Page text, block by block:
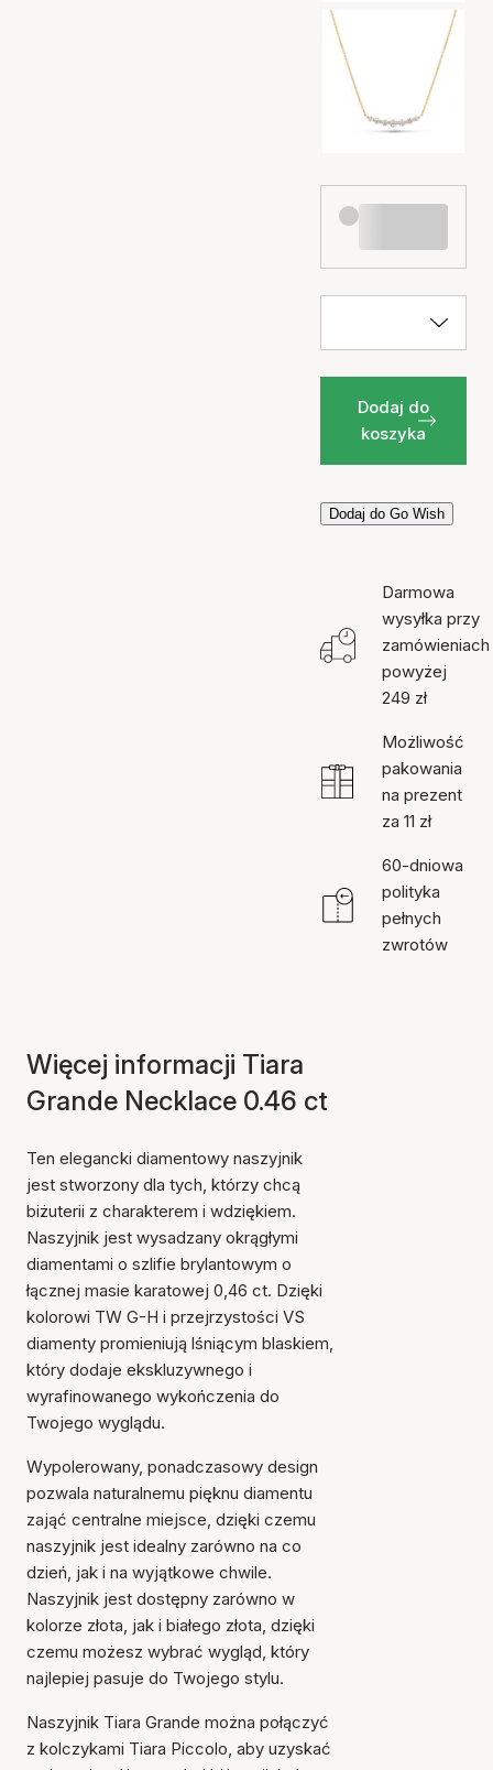
Dodaj do
koszyka
Dodaj do Go Wish
Przedmiot został dodany
do koszyka
Darmowa
wysyłka przy
zamówieniach
powyżej
249 zł
Możliwość
pakowania
na prezent
za 11 zł
60-dniowa
polityka
pełnych
zwrotów
Więcej informacji Tiara
Grande Necklace 0.46 ct
Ten elegancki diamentowy naszyjnik
jest stworzony dla tych, którzy chcą
biżuterii z charakterem i wdziękiem.
Naszyjnik jest wysadzany okrągłymi
diamentami o szlifie brylantowym o
łącznej masie karatowej 0,46 ct. Dzięki
kolorowi TW G-H i przejrzystości VS
diamenty promieniują lśniącym blaskiem,
który dodaje ekskluzywnego i
wyrafinowanego wykończenia do
Twojego wyglądu.
Wypolerowany, ponadczasowy design
pozwala naturalnemu pięknu diamentu
zająć centralne miejsce, dzięki czemu
naszyjnik jest idealny zarówno na co
dzień, jak i na wyjątkowe chwile.
Naszyjnik jest dostępny zarówno w
kolorze złota, jak i białego złota, dzięki
czemu możesz wybrać wygląd, który
najlepiej pasuje do Twojego stylu.
Naszyjnik Tiara Grande można połączyć
z kolczykami Tiara Piccolo, aby uzyskać